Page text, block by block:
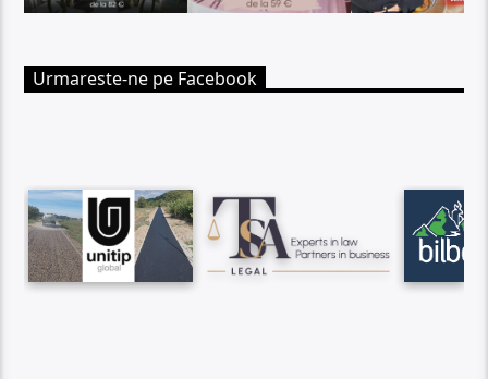
Urmareste-ne pe Facebook